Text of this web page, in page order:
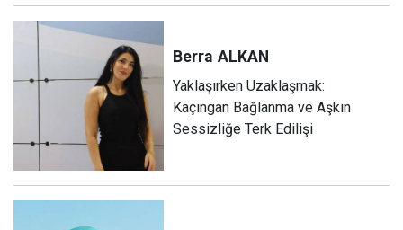
Berra ALKAN
Yaklaşırken Uzaklaşmak:
Kaçıngan Bağlanma ve Aşkın
Sessizliğe Terk Edilişi